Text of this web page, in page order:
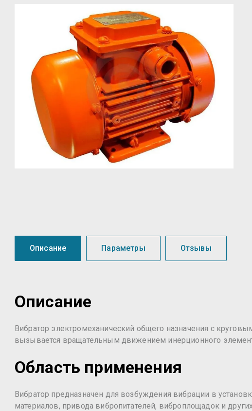
Описание Параметры Отзывы
Описание
Вибратор электромеханический общего назначения с
вызывается вращательным движением инерционного
Область применения
Вибратор предназначен для возбуждения вибрации в
материалов, привода вибропитателей, виброплощадок и